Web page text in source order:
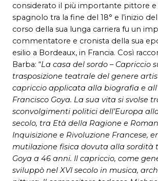
considerato il più importante pittore e
spagnolo tra la fine del 18° e l’inizio
corso della sua lunga carriera fu un
commentatore e cronista della sua
esilio a Bordeaux, in Francia. Così
Barba: “La casa del sordo – Capriccio
trasposizione teatrale del genere
capriccio applicata alla biografia e
Francisco Goya. La sua vita si svolse
sconvolgimenti politici dell’Europa
secolo, tra Età della Ragione e
Inquisizione e Rivoluzione Francese,
mutilazione fisica dovuta alla sordità
Goya a 46 anni. Il capriccio, come
sviluppò nel XVI secolo in musica,